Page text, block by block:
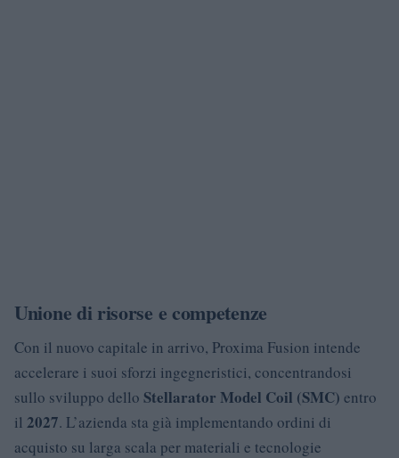
Unione di risorse e competenze
Con il nuovo capitale in arrivo, Proxima Fusion intende
accelerare i suoi sforzi ingegneristici, concentrandosi
sullo sviluppo dello Stellarator Model Coil (SMC) entro
il 2027. L’azienda sta già implementando ordini di
acquisto su larga scala per materiali e tecnologie